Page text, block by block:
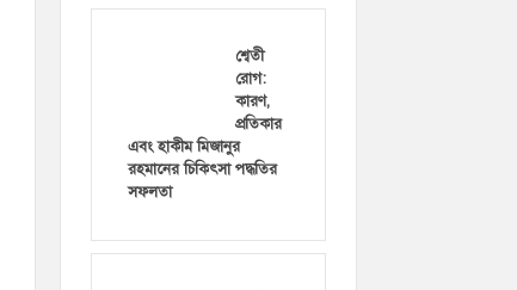
শ্বেতী
রোগ:
কারণ,
প্রতিকার
এবং হাকীম মিজানুর
রহমানের চিকিৎসা পদ্ধতির
সফলতা